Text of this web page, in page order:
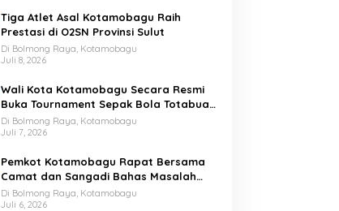
Tiga Atlet Asal Kotamobagu Raih
Prestasi di O2SN Provinsi Sulut
Di Bolmong Raya, Kotamobagu
Juli 8, 2026
Wali Kota Kotamobagu Secara Resmi
Buka Tournament Sepak Bola Totabuan
Champion League
Di Bolmong Raya, Kotamobagu
Juli 7, 2026
Pemkot Kotamobagu Rapat Bersama
Camat dan Sangadi Bahas Masalah
Sampah
Di Bolmong Raya, Kotamobagu
Juli 6, 2026